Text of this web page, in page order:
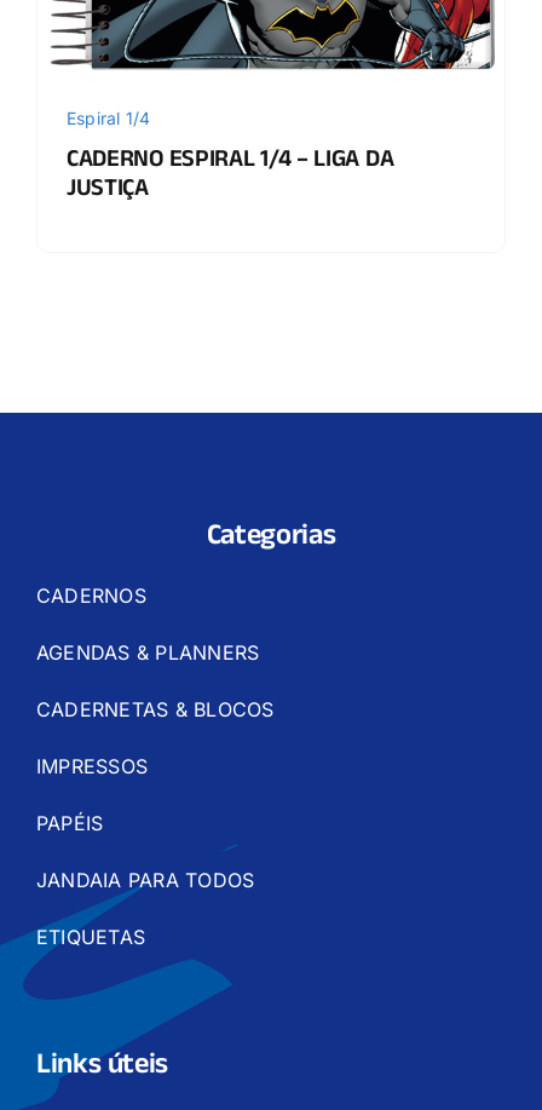
Espiral 1/4
CADERNO ESPIRAL 1/4 – LIGA DA
JUSTIÇA
Categorias
CADERNOS
AGENDAS & PLANNERS
CADERNETAS & BLOCOS
IMPRESSOS
PAPÉIS
JANDAIA PARA TODOS
ETIQUETAS
Links úteis